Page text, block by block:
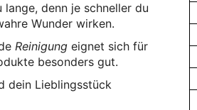
denn je schneller du
Wunder wirken.
Reinigung eignet sich für
besonders gut.
dein Lieblingsstück